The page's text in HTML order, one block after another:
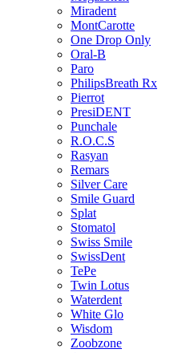
Miradent
MontCarotte
One Drop Only
Oral-B
Paro
PhilipsBreath Rx
Pierrot
PresiDENT
Punchale
R.O.C.S
Rasyan
Remars
Silver Care
Smile Guard
Splat
Stomatol
Swiss Smile
SwissDent
TePe
Twin Lotus
Waterdent
White Glo
Wisdom
Zoobzone